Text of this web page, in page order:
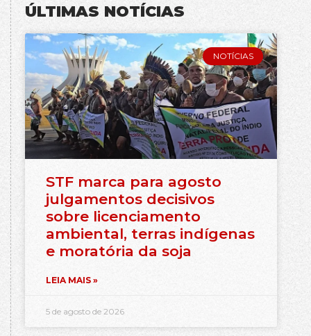
ÚLTIMAS NOTÍCIAS
NOTÍCIAS
STF marca para agosto
julgamentos decisivos
sobre licenciamento
ambiental, terras indígenas
e moratória da soja
LEIA MAIS »
5 de agosto de 2026